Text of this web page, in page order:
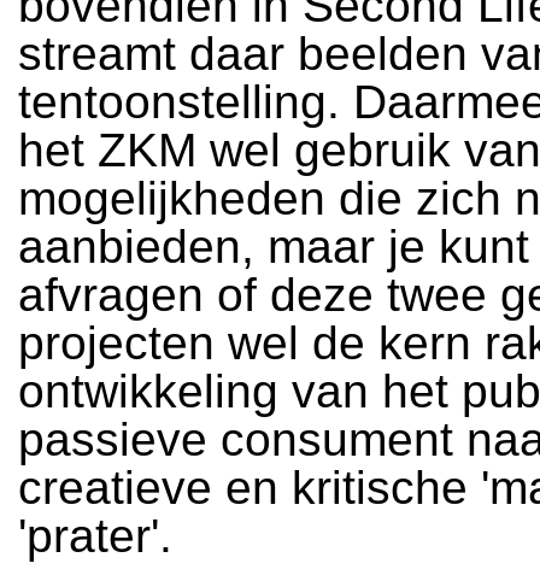
streamt daar beelden
tentoonstelling.
het ZKM wel gebruik
mogelijkheden die zich
aanbieden, maar je kunt
afvragen of deze twee
projecten wel de kern
ontwikkeling van het
passieve consument
creatieve en kritische
'prater'.